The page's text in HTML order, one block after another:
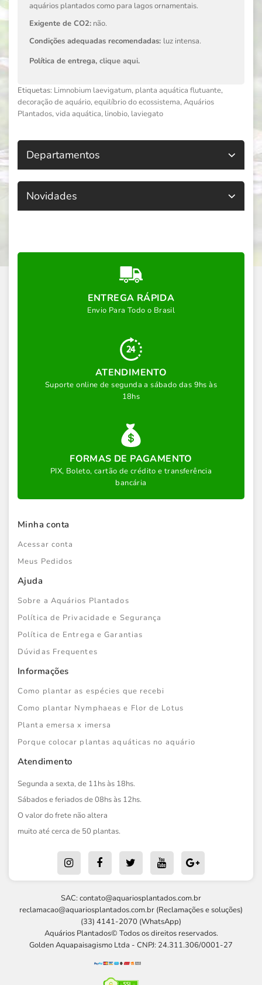
aquários plantados como para lagos ornamentais.
Exigente de CO2: não.
Condições adequadas recomendadas: luz intensa.
Política de entrega, clique aqui.
Etiquetas: Limnobium laevigatum, planta aquática flutuante,
decoração de aquário, equilíbrio do ecossistema, Aquários
Plantados, vida aquática, linobio, laviegato
Departamentos
Novidades
ENTREGA RÁPIDA
Envio Para Todo o Brasil
ATENDIMENTO
Suporte online de segunda a sábado das 9hs às
18hs
FORMAS DE PAGAMENTO
PIX, Boleto, cartão de crédito e transferência
bancária
Minha conta
Acessar conta
Meus Pedidos
Ajuda
Sobre a Aquários Plantados
Política de Privacidade e Segurança
Política de Entrega e Garantias
Dúvidas Frequentes
Informações
Como plantar as espécies que recebi
Como plantar Nymphaeas e Flor de Lotus
Planta emersa x imersa
Porque colocar plantas aquáticas no aquário
Atendimento
Segunda a sexta, de 11hs às 18hs.
Sábados e feriados de 08hs às 12hs.
O valor do frete não altera
muito até cerca de 50 plantas.
SAC: contato@aquariosplantados.com.br
reclamacao@aquariosplantados.com.br (Reclamações e soluções)
(33) 4141-2070 (WhatsApp)
Aquários Plantados© Todos os direitos reservados.
Golden Aquapaisagismo Ltda - CNPJ: 24.311.306/0001-27